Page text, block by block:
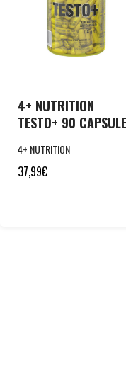
4+ NUTRITION
TESTO+ 90
4+ NUTRITION
37,99€